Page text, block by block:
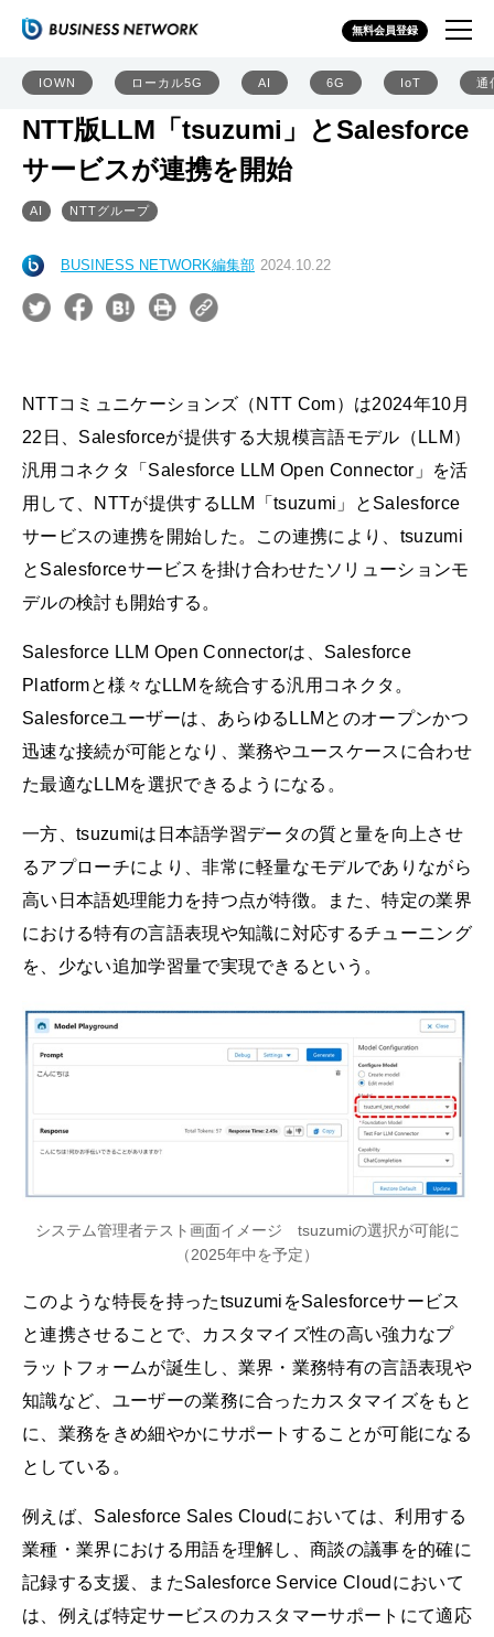
無料会員登録
IOWN ローカル5G AI 6G IoT 通
NTT版LLM「tsuzumi」とSalesforce
サービスが連携を開始
AI NTTグループ
BUSINESS NETWORK編集部 2024.10.22
NTTコミュニケーションズ（NTT Com）は2024年10月
22日、Salesforceが提供する大規模言語モデル（LLM）
汎用コネクタ「Salesforce LLM Open Connector」を活
用して、NTTが提供するLLM「tsuzumi」とSalesforce
サービスの連携を開始した。この連携により、tsuzumi
とSalesforceサービスを掛け合わせたソリューションモ
デルの検討も開始する。
Salesforce LLM Open Connectorは、Salesforce
Platformと様々なLLMを統合する汎用コネクタ。
Salesforceユーザーは、あらゆるLLMとのオープンかつ
迅速な接続が可能となり、業務やユースケースに合わせ
た最適なLLMを選択できるようになる。
一方、tsuzumiは日本語学習データの質と量を向上させ
るアプローチにより、非常に軽量なモデルでありながら
高い日本語処理能力を持つ点が特徴。また、特定の業界
における特有の言語表現や知識に対応するチューニング
を、少ない追加学習量で実現できるという。
システム管理者テスト画面イメージ tsuzumiの選択が可能に
（2025年中を予定）
このような特長を持ったtsuzumiをSalesforceサービス
と連携させることで、カスタマイズ性の高い強力なプ
ラットフォームが誕生し、業界・業務特有の言語表現や
知識など、ユーザーの業務に合ったカスタマイズをもと
に、業務をきめ細やかにサポートすることが可能になる
としている。
例えば、Salesforce Sales Cloudにおいては、利用する
業種・業界における用語を理解し、商談の議事を的確に
記録する支援、またSalesforce Service Cloudにおいて
は、例えば特定サービスのカスタマーサポートにて適応